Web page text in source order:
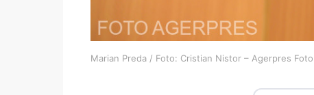
Marian Preda / Foto: Cristian Nistor – Agerpres Foto